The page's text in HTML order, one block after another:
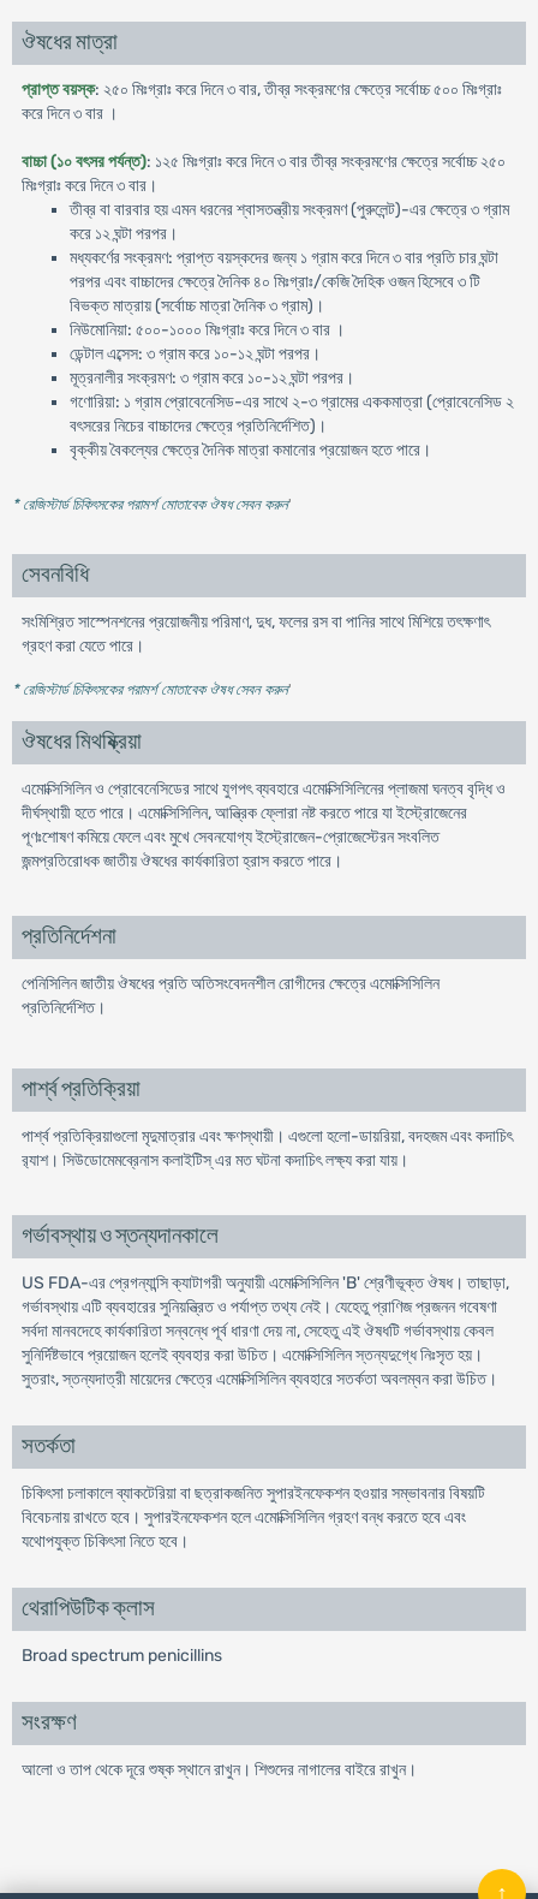
ঔষধের মাত্রা
প্রাপ্ত বয়স্ক: ২৫০ মিঃগ্রাঃ করে দিনে ৩ বার, তীব্র সংক্রমণের ক্ষেত্রে সর্বোচ্চ ৫০০ মিঃগ্রাঃ
করে দিনে ৩ বার ।
বাচ্চা (১০ বৎসর পর্যন্ত): ১২৫ মিঃগ্রাঃ করে দিনে ৩ বার তীব্র সংক্রমণের ক্ষেত্রে সর্বোচ্চ ২৫০
মিঃগ্রাঃ করে দিনে ৩ বার।
তীব্র বা বারবার হয় এমন ধরনের শ্বাসতন্ত্রীয় সংক্রমণ (পুরুলেন্ট)-এর ক্ষেত্রে ৩ গ্রাম
করে ১২ ঘন্টা পরপর।
মধ্যকর্ণের সংক্রমণ: প্রাপ্ত বয়স্কদের জন্য ১ গ্রাম করে দিনে ৩ বার প্রতি চার ঘন্টা
পরপর এবং বাচ্চাদের ক্ষেত্রে দৈনিক ৪০ মিঃগ্রাঃ/কেজি দৈহিক ওজন হিসেবে ৩ টি
বিভক্ত মাত্রায় (সর্বোচ্চ মাত্রা দৈনিক ৩ গ্রাম)।
নিউমোনিয়া: ৫০০-১০০০ মিঃগ্রাঃ করে দিনে ৩ বার ।
ডেন্টাল এব্সেস: ৩ গ্রাম করে ১০-১২ ঘন্টা পরপর।
মূত্রনালীর সংক্রমণ: ৩ গ্রাম করে ১০-১২ ঘন্টা পরপর।
গণোরিয়া: ১ গ্রাম প্রোবেনেসিড-এর সাথে ২-৩ গ্রামের এককমাত্রা (প্রোবেনেসিড ২
বৎসরের নিচের বাচ্চাদের ক্ষেত্রে প্রতিনির্দেশিত)।
বৃক্কীয় বৈকল্যের ক্ষেত্রে দৈনিক মাত্রা কমানোর প্রয়োজন হতে পারে।
* রেজিস্টার্ড চিকিৎসকের পরামর্শ মোতাবেক ঔষধ সেবন করুন'
সেবনবিধি
সংমিশ্রিত সাস্পেনশনের প্রয়োজনীয় পরিমাণ, দুধ, ফলের রস বা পানির সাথে মিশিয়ে তৎক্ষণাৎ
গ্রহণ করা যেতে পারে।
* রেজিস্টার্ড চিকিৎসকের পরামর্শ মোতাবেক ঔষধ সেবন করুন'
ঔষধের মিথষ্ক্রিয়া
এমোক্সিসিলিন ও প্রোবেনেসিডের সাথে যুগপৎ ব্যবহারে এমোক্সিসিলিনের প্লাজমা ঘনত্ব বৃদ্ধি ও
দীর্ঘস্থায়ী হতে পারে। এমোক্সিসিলিন, আন্ত্রিক ফ্লোরা নষ্ট করতে পারে যা ইস্ট্রোজেনের
পূণঃশোষণ কমিয়ে ফেলে এবং মুখে সেবনযোগ্য ইস্ট্রোজেন-প্রোজেস্টেরন সংবলিত
জন্মপ্রতিরোধক জাতীয় ঔষধের কার্যকারিতা হ্রাস করতে পারে।
প্রতিনির্দেশনা
পেনিসিলিন জাতীয় ঔষধের প্রতি অতিসংবেদনশীল রোগীদের ক্ষেত্রে এমোক্সিসিলিন
প্রতিনির্দেশিত।
পার্শ্ব প্রতিক্রিয়া
পার্শ্ব প্রতিক্রিয়াগুলো মৃদুমাত্রার এবং ক্ষণস্থায়ী। এগুলো হলো-ডায়রিয়া, বদহজম এবং কদাচিৎ
র‌্যাশ। সিউডোমেমব্রেনাস কলাইটিস্ এর মত ঘটনা কদাচিৎ লক্ষ্য করা যায়।
গর্ভাবস্থায় ও স্তন্যদানকালে
US FDA-এর প্রেগন্যান্সি ক্যাটাগরী অনুযায়ী এমোক্সিসিলিন 'B' শ্রেণীভূক্ত ঔষধ। তাছাড়া,
গর্ভাবস্থায় এটি ব্যবহারের সুনিয়ন্ত্রিত ও পর্যাপ্ত তথ্য নেই। যেহেতু প্রাণিজ প্রজনন গবেষণা
সর্বদা মানবদেহে কার্যকারিতা সন্বন্ধে পূর্ব ধারণা দেয় না, সেহেতু এই ঔষধটি গর্ভাবস্থায় কেবল
সুনির্দিষ্টভাবে প্রয়োজন হলেই ব্যবহার করা উচিত। এমোক্সিসিলিন স্তন্যদুগ্ধে নিঃসৃত হয়।
সুতরাং, স্তন্যদাত্রী মায়েদের ক্ষেত্রে এমোক্সিসিলিন ব্যবহারে সতর্কতা অবলম্বন করা উচিত।
সতর্কতা
চিকিৎসা চলাকালে ব্যাকটেরিয়া বা ছত্রাকজনিত সুপারইনফেকশন হওয়ার সম্ভাবনার বিষয়টি
বিবেচনায় রাখতে হবে। সুপারইনফেকশন হলে এমোক্সিসিলিন গ্রহণ বন্ধ করতে হবে এবং
যথোপযুক্ত চিকিৎসা নিতে হবে।
থেরাপিউটিক ক্লাস
Broad spectrum penicillins
সংরক্ষণ
আলো ও তাপ থেকে দূরে শুষ্ক স্থানে রাখুন। শিশুদের নাগালের বাইরে রাখুন।
↑